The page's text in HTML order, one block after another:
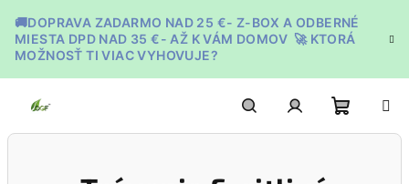
na
obsah
🚚DOPRAVA ZADARMO NAD 25 €- Z-BOX A ODBERNÉ
MIESTA DPD NAD 35 €- AŽ K VÁM DOMOV 🚀 KTORÁ
MOŽNOSŤ TI VIAC VYHOVUJE?
HľadaťPrihlásenie